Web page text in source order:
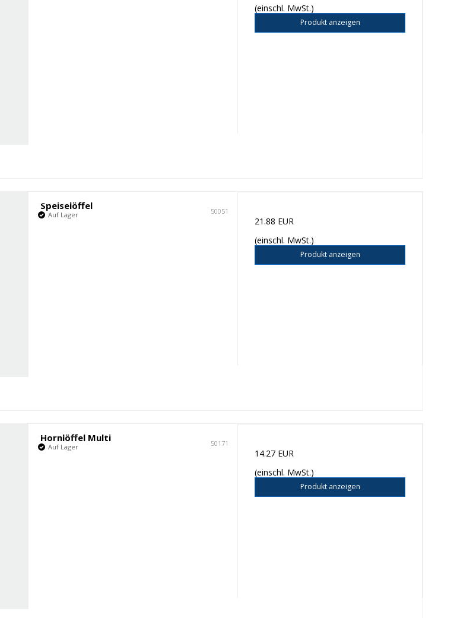
(einschl. MwSt.)
Produkt anzeigen
Speiselöffel 50051
Auf Lager
21.88 EUR
(einschl. MwSt.)
Produkt anzeigen
Hornlöffel Multi 50171
Auf Lager
14.27 EUR
(einschl. MwSt.)
Produkt anzeigen